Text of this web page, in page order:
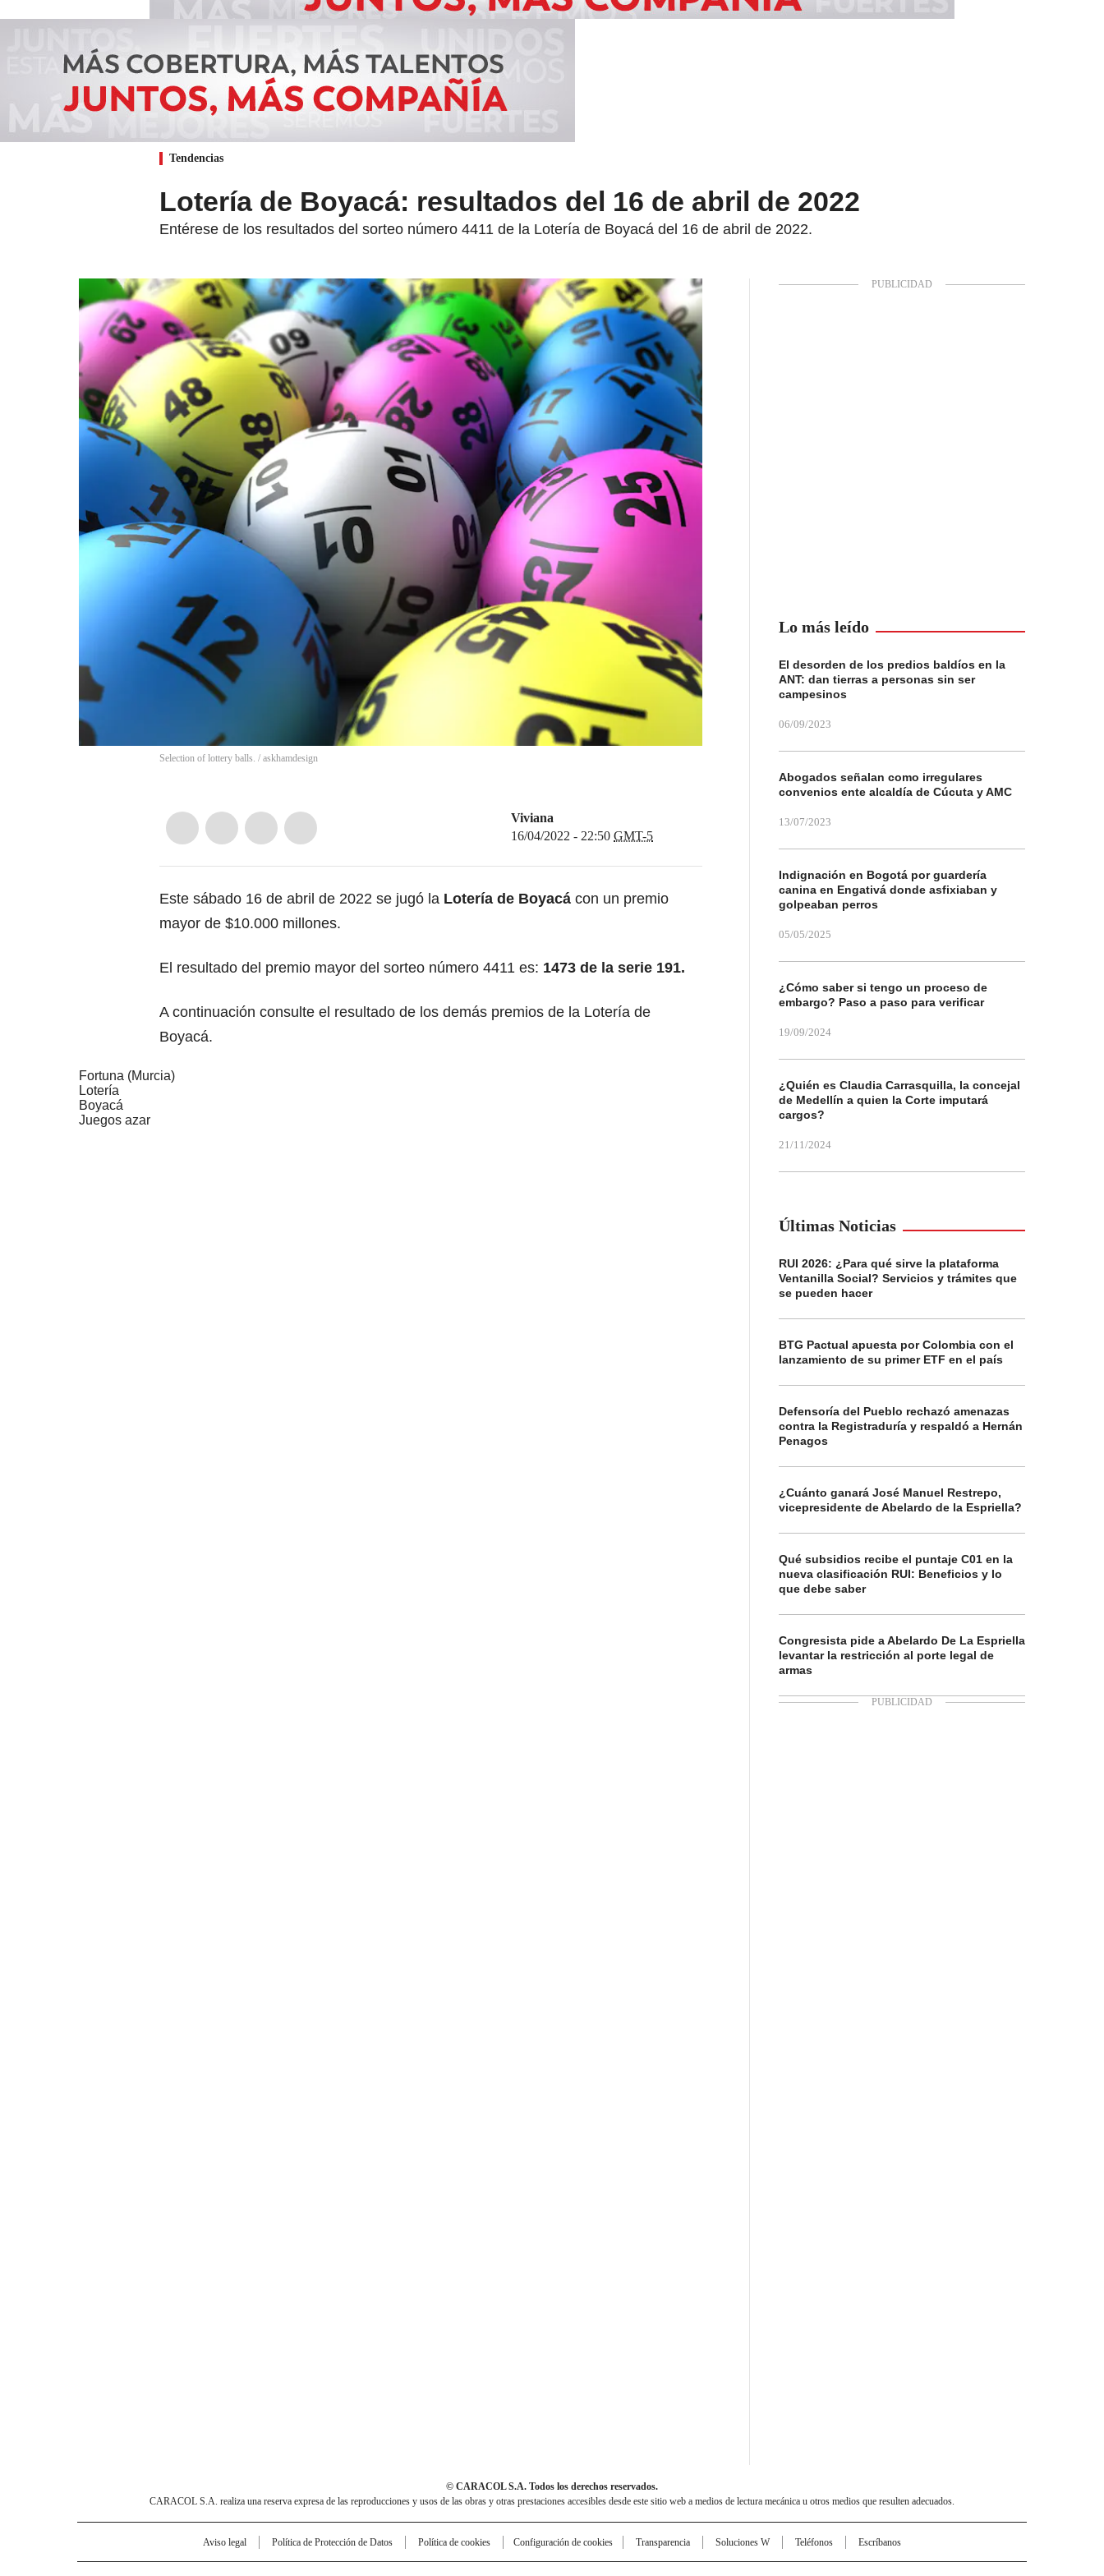
Tendencias
Lotería de Boyacá: resultados del 16 de abril de 2022
Entérese de los resultados del sorteo número 4411 de la Lotería de Boyacá del 16 de abril de 2022.
Selection of lottery balls. / askhamdesign
Viviana
16/04/2022 - 22:50 GMT-5
Este sábado 16 de abril de 2022 se jugó la Lotería de Boyacá con un premio
mayor de $10.000 millones.
El resultado del premio mayor del sorteo número 4411 es: 1473 de la serie 191.
A continuación consulte el resultado de los demás premios de la Lotería de
Boyacá.
Fortuna (Murcia)
Lotería
Boyacá
Juegos azar
Lo más leído
El desorden de los predios baldíos en la
ANT: dan tierras a personas sin ser
campesinos
06/09/2023
Abogados señalan como irregulares
convenios ente alcaldía de Cúcuta y AMC
13/07/2023
Indignación en Bogotá por guardería
canina en Engativá donde asfixiaban y
golpeaban perros
05/05/2025
¿Cómo saber si tengo un proceso de
embargo? Paso a paso para verificar
19/09/2024
¿Quién es Claudia Carrasquilla, la concejal
de Medellín a quien la Corte imputará
cargos?
21/11/2024
Últimas Noticias
RUI 2026: ¿Para qué sirve la plataforma
Ventanilla Social? Servicios y trámites que
se pueden hacer
BTG Pactual apuesta por Colombia con el
lanzamiento de su primer ETF en el país
Defensoría del Pueblo rechazó amenazas
contra la Registraduría y respaldó a Hernán
Penagos
¿Cuánto ganará José Manuel Restrepo,
vicepresidente de Abelardo de la Espriella?
Qué subsidios recibe el puntaje C01 en la
nueva clasificación RUI: Beneficios y lo
que debe saber
Congresista pide a Abelardo De La Espriella
levantar la restricción al porte legal de
armas
© CARACOL S.A. Todos los derechos reservados.
CARACOL S.A. realiza una reserva expresa de las reproducciones y usos de las obras y otras prestaciones accesibles desde este sitio web a medios de lectura mecánica u otros medios que resulten adecuados.
Aviso legal Política de Protección de Datos Política de cookies Configuración de cookies Transparencia Soluciones W Teléfonos Escríbanos